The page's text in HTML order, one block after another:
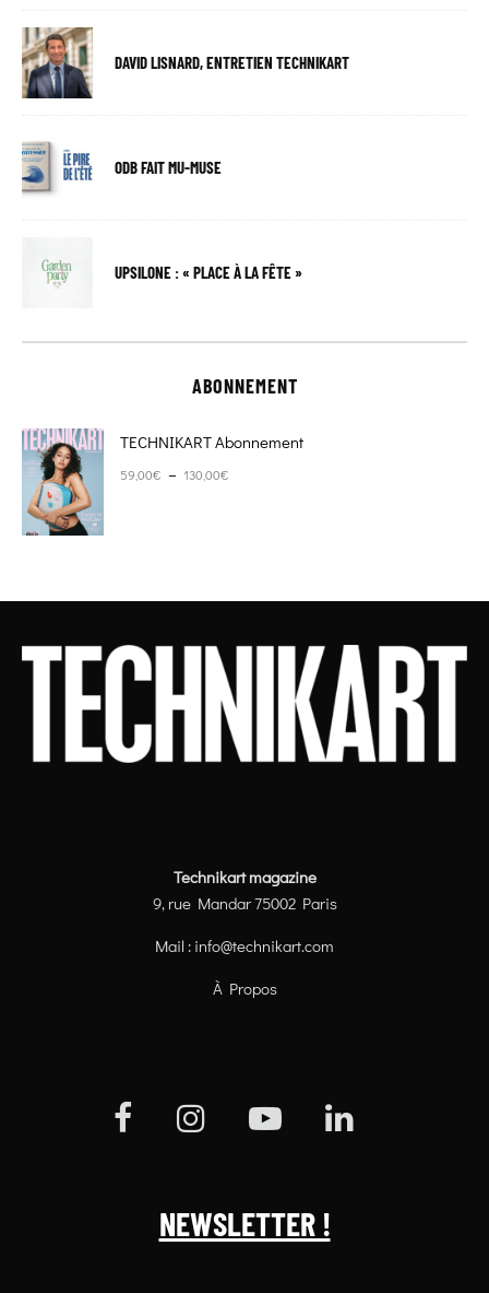
DAVID LISNARD, ENTRETIEN TECHNIKART
ODB FAIT MU-MUSE
UPSILONE : « PLACE À LA FÊTE »
ABONNEMENT
TECHNIKART Abonnement
59,00€ – 130,00€
Technikart magazine
9, rue Mandar 75002 Paris
Mail : info@technikart.com
À Propos
NEWSLETTER !